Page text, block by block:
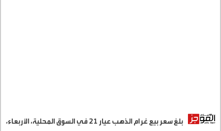
بلغ سعر بيع غرام الذهب عيار 21 في السوق المحلية، الأربعاء،